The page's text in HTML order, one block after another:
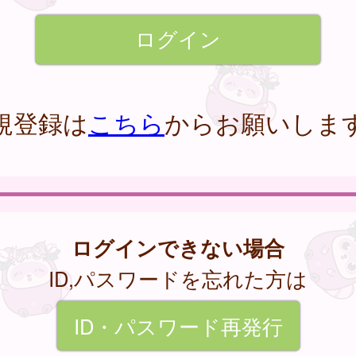
登録はこちらからお願いしま
ログインできない場合
ID,パスワードを忘れた方は
ID・パスワード再発行